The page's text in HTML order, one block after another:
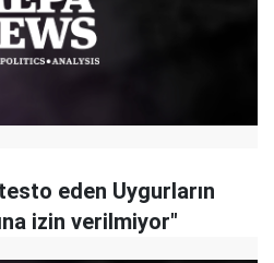
eden Uygurların
izin verilmiyor"